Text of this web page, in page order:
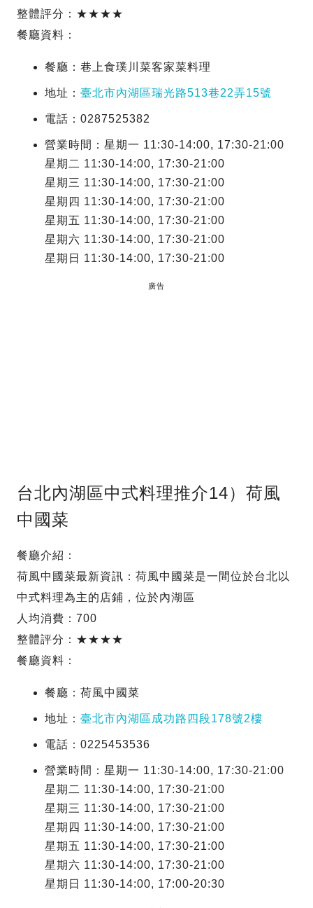
整體評分：★★★★
餐廳資料：
餐廳：巷上食璞川菜客家菜料理
地址： 臺北市內湖區瑞光路513巷22弄15號
電話：0287525382
營業時間：星期一 11:30-14:00, 17:30-21:00
星期二 11:30-14:00, 17:30-21:00
星期三 11:30-14:00, 17:30-21:00
星期四 11:30-14:00, 17:30-21:00
星期五 11:30-14:00, 17:30-21:00
星期六 11:30-14:00, 17:30-21:00
星期日 11:30-14:00, 17:30-21:00
廣告
台北內湖區中式料理推介14）荷風
中國菜
餐廳介紹：
荷風中國菜最新資訊：荷風中國菜是一間位於台北以
中式料理為主的店鋪，位於內湖區
人均消費：700
整體評分：★★★★
餐廳資料：
餐廳：荷風中國菜
地址： 臺北市內湖區成功路四段178號2樓
電話：0225453536
營業時間：星期一 11:30-14:00, 17:30-21:00
星期二 11:30-14:00, 17:30-21:00
星期三 11:30-14:00, 17:30-21:00
星期四 11:30-14:00, 17:30-21:00
星期五 11:30-14:00, 17:30-21:00
星期六 11:30-14:00, 17:30-21:00
星期日 11:30-14:00, 17:00-20:30